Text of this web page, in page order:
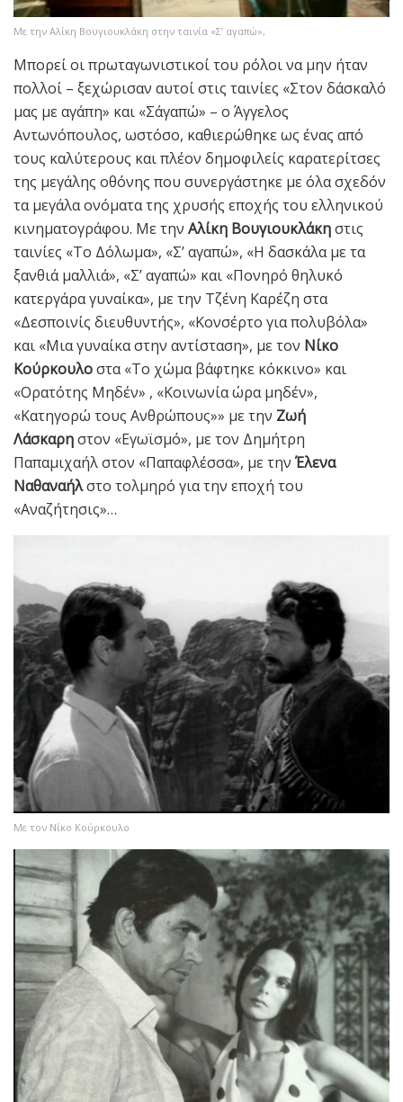
Με την Αλίκη Βουγιουκλάκη στην ταινία «Σ’ αγαπώ»,
Μπορεί οι πρωταγωνιστικοί του ρόλοι να μην ήταν
πολλοί – ξεχώρισαν αυτοί στις ταινίες «Στον δάσκαλό
μας με αγάπη» και «Σ΄αγαπώ» – ο Άγγελος
Αντωνόπουλος, ωστόσο, καθιερώθηκε ως ένας από
τους καλύτερους και πλέον δημοφιλείς καρατερίτσες
της μεγάλης οθόνης που συνεργάστηκε με όλα σχεδόν
τα μεγάλα ονόματα της χρυσής εποχής του ελληνικού
κινηματογράφου. Με την Αλίκη Βουγιουκλάκηστις
ταινίες «Το Δόλωμα», «Σ’ αγαπώ», «Η δασκάλα με τα
ξανθιά μαλλιά», «Σ’ αγαπώ» και «Πονηρό θηλυκό
κατεργάρα γυναίκα», με την Τζένη Καρέζη στα
«Δεσποινίς διευθυντής», «Κονσέρτο για πολυβόλα»
και «Μια γυναίκα στην αντίσταση», με τον Νίκο
Κούρκουλοστα «Το χώμα βάφτηκε κόκκινο» και
«Ορατότης Μηδέν» , «Κοινωνία ώρα μηδέν»,
«Κατηγορώ τους Ανθρώπους»» με την Ζωή
Λάσκαρηστον «Εγωϊσμό», με τον Δημήτρη
Παπαμιχαήλ στον «Παπαφλέσσα», με την Έλενα
Ναθαναήλστο τολμηρό για την εποχή του
«Αναζήτησις»…
Με τον Νίκο Κούρκουλο